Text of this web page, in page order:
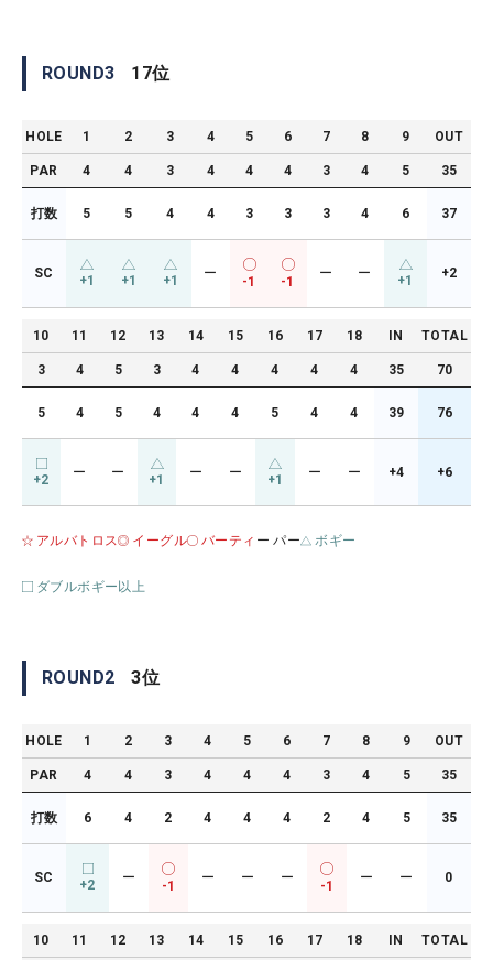
ROUND3 17位
HOLE 1 2 3 4 5 6 7 8 9 OUT
PAR 4 4 3 4 4 4 3 4 5 35
打数 5 5 4 4 3 3 3 4 6 37
SC +1 +1 +1 ー
-1 -1
ー ー +1 +2
10 11 12 13 14 15 16 17 18 IN TOTAL
3 4 5 3 4 4 4 4 4 35 70
5 4 5 4 4 4 5 4 4 39 76
+2 ー ー +1 ー ー +1 ー ー +4 +6
アルバトロス イーグル バーティ ー パー ボギー
ダブルボギー以上
ROUND2 3位
HOLE 1 2 3 4 5 6 7 8 9 OUT
PAR 4 4 3 4 4 4 3 4 5 35
打数 6 4 2 4 4 4 2 4 5 35
SC +2 ー
-1
ー ー ー
-1
ー ー 0
10 11 12 13 14 15 16 17 18 IN TOTAL